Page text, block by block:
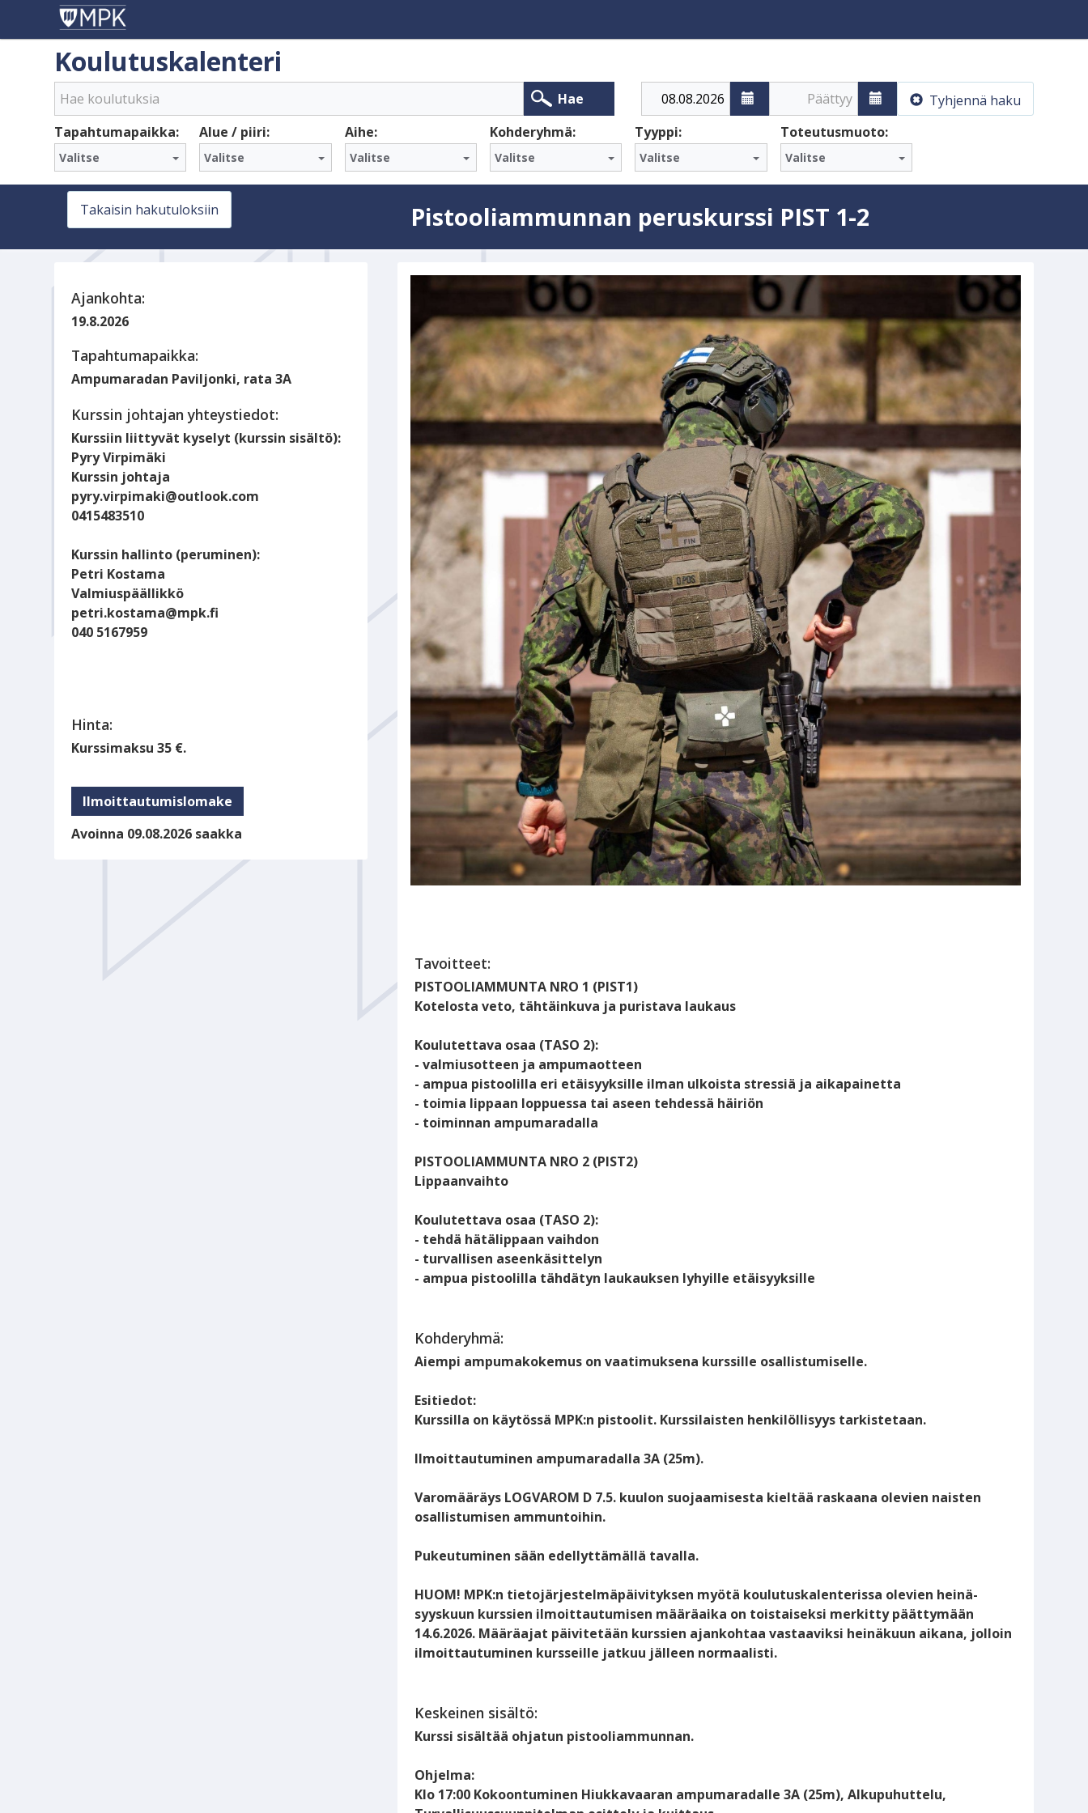
Koulutuskalenteri
Hae Alkaa Päättyy
Tyhjennä haku
Tapahtumapaikka:
Valitse
Alue / piiri:
Valitse
Aihe:
Valitse
Kohderyhmä:
Valitse
Tyyppi:
Valitse
Toteutusmuoto:
Valitse
Takaisin hakutuloksiin Pistooliammunnan peruskurssi PIST 1-2
Ajankohta:
19.8.2026
Tapahtumapaikka:
Ampumaradan Paviljonki, rata 3A
Kurssin johtajan yhteystiedot:
Kurssiin liittyvät kyselyt (kurssin sisältö):
Pyry Virpimäki
Kurssin johtaja
pyry.virpimaki@outlook.com
0415483510
Kurssin hallinto (peruminen):
Petri Kostama
Valmiuspäällikkö
petri.kostama@mpk.fi
040 5167959
Hinta:
Kurssimaksu 35 €.
Ilmoittautumislomake
Avoinna 09.08.2026 saakka
Tavoitteet:
PISTOOLIAMMUNTA NRO 1 (PIST1)
Kotelosta veto, tähtäinkuva ja puristava laukaus
Koulutettava osaa (TASO 2):
- valmiusotteen ja ampumaotteen
- ampua pistoolilla eri etäisyyksille ilman ulkoista stressiä ja aikapainetta
- toimia lippaan loppuessa tai aseen tehdessä häiriön
- toiminnan ampumaradalla
PISTOOLIAMMUNTA NRO 2 (PIST2)
Lippaanvaihto
Koulutettava osaa (TASO 2):
- tehdä hätälippaan vaihdon
- turvallisen aseenkäsittelyn
- ampua pistoolilla tähdätyn laukauksen lyhyille etäisyyksille
Kohderyhmä:
Aiempi ampumakokemus on vaatimuksena kurssille osallistumiselle.
Esitiedot:
Kurssilla on käytössä MPK:n pistoolit. Kurssilaisten henkilöllisyys tarkistetaan.
Ilmoittautuminen ampumaradalla 3A (25m).
Varomääräys LOGVAROM D 7.5. kuulon suojaamisesta kieltää raskaana olevien naisten
osallistumisen ammuntoihin.
Pukeutuminen sään edellyttämällä tavalla.
HUOM! MPK:n tietojärjestelmäpäivityksen myötä koulutuskalenterissa olevien heinä-
syyskuun kurssien ilmoittautumisen määräaika on toistaiseksi merkitty päättymään
14.6.2026. Määräajat päivitetään kurssien ajankohtaa vastaaviksi heinäkuun aikana, jolloin
ilmoittautuminen kursseille jatkuu jälleen normaalisti.
Keskeinen sisältö:
Kurssi sisältää ohjatun pistooliammunnan.
Ohjelma:
Klo 17:00 Kokoontuminen Hiukkavaaran ampumaradalle 3A (25m), Alkupuhuttelu,